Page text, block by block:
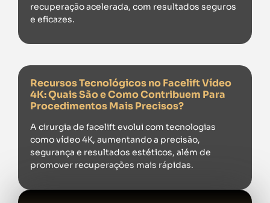
recuperação acelerada, com resultados seguros
e eficazes.
Recursos Tecnológicos no Facelift Vídeo
4K: Quais São e Como Contribuem Para
Procedimentos Mais Precisos?
A cirurgia de facelift evolui com tecnologias
como vídeo 4K, aumentando a precisão,
segurança e resultados estéticos, além de
promover recuperações mais rápidas.